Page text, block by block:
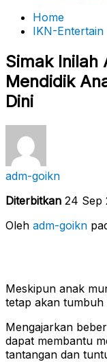
Home
IKN-Entertain
Simak Inilah
Mendidik
Dini
adm-goikn
Diterbitkan 24 Sep
Oleh adm-goikn
Meskipun anak
tetap akan tumbuh
Mengajarkan
dapat membantu
tantangan dan